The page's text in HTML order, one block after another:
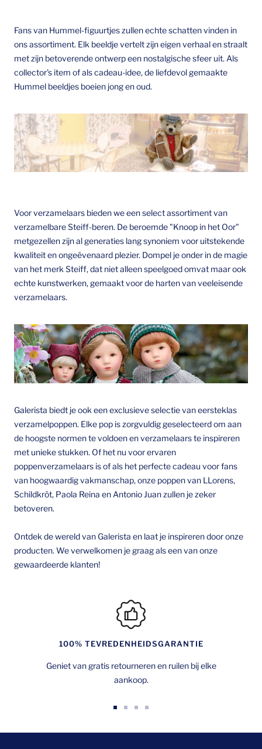
Fans van Hummel-figuurtjes zullen echte schatten vinden in
ons assortiment. Elk beeldje vertelt zijn eigen verhaal en straalt
met zijn betoverende ontwerp een nostalgische sfeer uit. Als
collector's item of als cadeau-idee, de liefdevol gemaakte
Hummel beeldjes boeien jong en oud.
Voor verzamelaars bieden we een select assortiment van
verzamelbare Steiff-beren. De beroemde "Knoop in het Oor"
metgezellen zijn al generaties lang synoniem voor uitstekende
kwaliteit en ongeëvenaard plezier. Dompel je onder in de magie
van het merk Steiff, dat niet alleen speelgoed omvat maar ook
echte kunstwerken, gemaakt voor de harten van veeleisende
verzamelaars.
Galerista biedt je ook een exclusieve selectie van eersteklas
verzamelpoppen. Elke pop is zorgvuldig geselecteerd om aan
de hoogste normen te voldoen en verzamelaars te inspireren
met unieke stukken. Of het nu voor ervaren
poppenverzamelaars is of als het perfecte cadeau voor fans
van hoogwaardig vakmanschap, onze poppen van LLorens,
Schildkröt, Paola Reina en Antonio Juan zullen je zeker
betoveren.
Ontdek de wereld van Galerista en laat je inspireren door onze
producten. We verwelkomen je graag als een van onze
gewaardeerde klanten!
100% TEVREDENHEIDSGARANTIE
Geniet van gratis retourneren en ruilen bij elke
aankoop.